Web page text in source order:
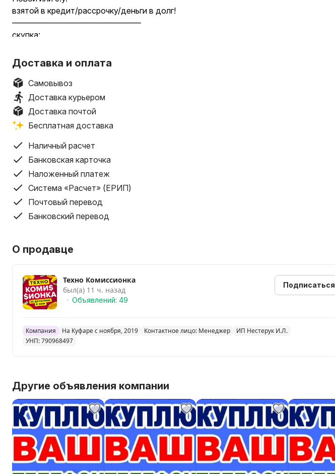
взятой в кредит/рассрочку/деньги в долг!
————————————————
скупка:
электро-инструмента, и прочего!
Выкупаем как новые так и б.у. (Битые и не исправные не предлагать!)
Быстрый выезд курьера!
Работаем по всей РБ!
Доставка и оплата
Самовывоз
Доставка курьером
Доставка почтой
Бесплатная доставка
Наличный расчет
Банковская карточка
Наложенный платеж
Система «Расчет» (ЕРИП)
Почтовый перевод
Банковский перевод
О продавце
Техно Комиссионка
был(а) 11 ч. назад
Объявлений: 49
Подписаться
Компания На Куфаре с ноября, 2019 Контактное лицо: Менеджер
ИП Нестерук И.Л.
УНП: 790968497
Другие объявления компании